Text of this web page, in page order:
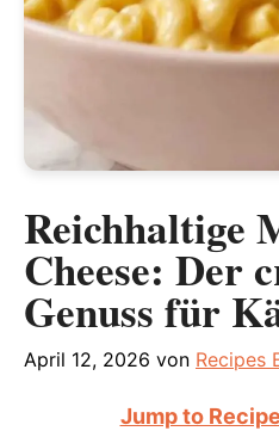
Reichhaltige
Cheese: Der
Genuss für
April 12, 2026 von Recipes
Jump to Recipe